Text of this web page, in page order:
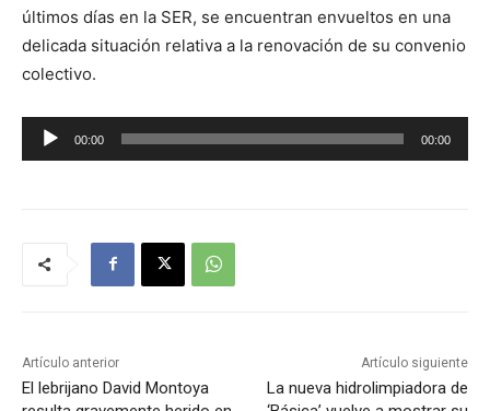
últimos días en la SER, se encuentran envueltos en una
delicada situación relativa a la renovación de su convenio
colectivo.
e
t
o
00:00 00:00
Artículo anterior
El lebrijano David Montoya
Artículo siguiente
La nueva hidrolimpiadora de